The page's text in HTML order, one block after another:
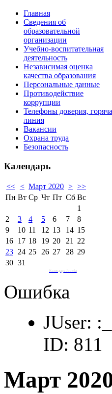
Главная
Сведения об
образовательной
организации
Учебно-воспитательная
деятельность
Независимая оценка
качества образования
Персональные данные
Противодействие
коррупции
Телефоны доверия,
линия
Вакансии
Охрана труда
Безопасность
Календарь
<< < Март 2020 > >>
Пн Вт Ср Чт Пт Сб Вс
1
2
3 4 5 6 7
8
9
10 11 12 13 14 15
16 17 18 19 20 21
22
23 24 25 26 27 28 29
30 31
Календарь Joomla
Ошибка
JUser:
ID: 811
Март